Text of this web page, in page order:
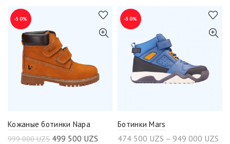
-50%
Кожаные ботинки Napa
999 000UZS 499 500 UZS
-50%
Ботинки Mars
474 500 UZS – 949 000 UZS